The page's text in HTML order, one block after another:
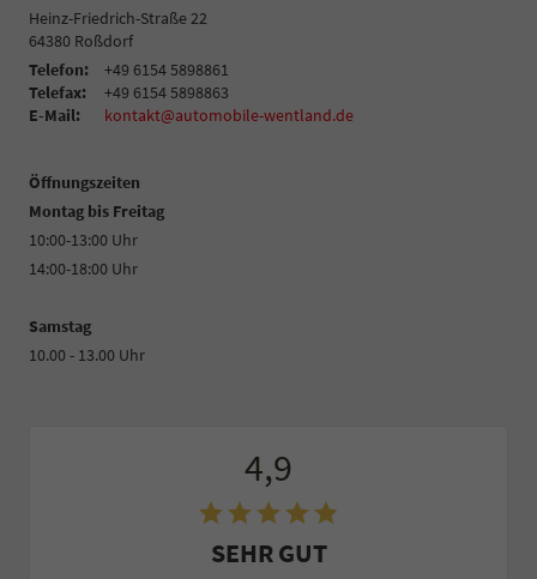
Heinz-Friedrich-Straße 22
64380 Roßdorf
Telefon:
+49 6154 5898861
Telefax:
+49 6154 5898863
E-Mail:
kontakt@automobile-wentland.de
Öffnungszeiten
Montag bis Freitag
10:00-13:00 Uhr
14:00-18:00 Uhr
Samstag
10.00 - 13.00 Uhr
4,9
SEHR GUT